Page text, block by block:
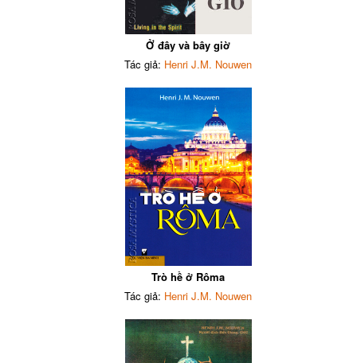
Ở đây và bây giờ
Tác giả: Henri J.M. Nouwen
Trò hề ở Rôma
Tác giả: Henri J.M. Nouwen